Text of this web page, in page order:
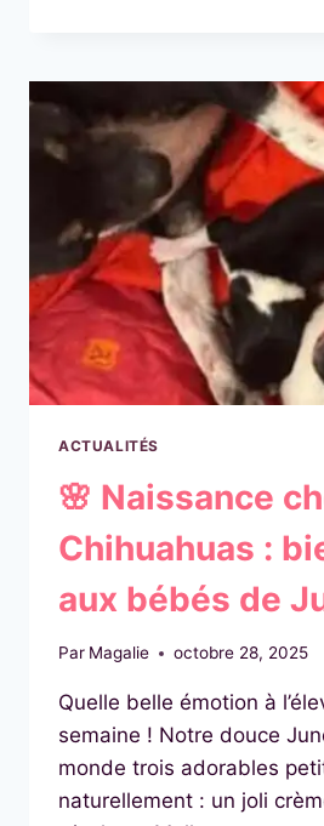
BÉBÉ
CHIHUAHUA
AVEC
UNE
FENTE
PALATINE
:
MAGALIE
A
BESOIN
DE
NOUS
ACTUALITÉS
🌸 Naissance
Chihuahuas :
aux bébés de
Par Magalie octobre 28, 2025
Quelle belle émotion à
semaine ! Notre douce
monde trois adorables
naturellement : un joli